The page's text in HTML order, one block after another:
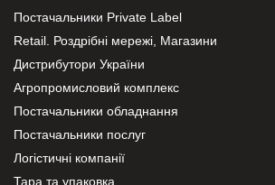
Постачальники Private Label
Retail. Роздрібні мережі, Магазини
Дистрибутори України
Агропромисловий комплекс
Постачальники обладнання
Постачальники послуг
Логістичні компанії
Тара та упаковка